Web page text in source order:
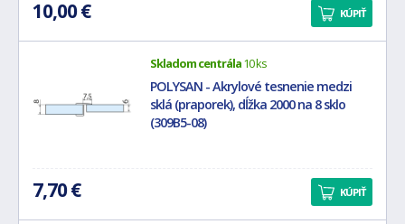
10,00 € KÚPIŤ
Skladom centrála10 ks
POLYSAN - Akrylové tesnenie medzi
sklá (praporek), dĺžka 2000 na 8 sklo
(309B5-08)
7,70 € KÚPIŤ